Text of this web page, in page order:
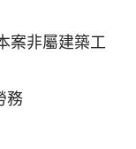
案非屬建築工
務